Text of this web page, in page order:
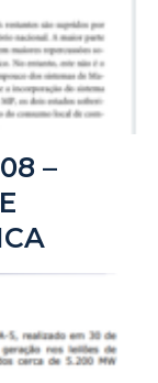
–